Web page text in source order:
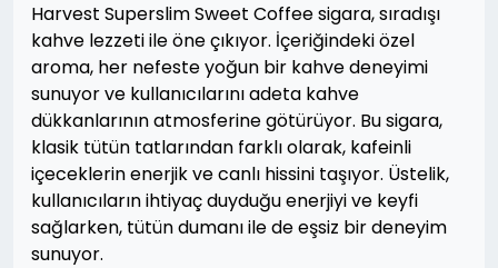
Harvest Superslim Sweet Coffee sigara, sıradışı
kahve lezzeti ile öne çıkıyor. İçeriğindeki özel
aroma, her nefeste yoğun bir kahve deneyimi
sunuyor ve kullanıcılarını adeta kahve
dükkanlarının atmosferine götürüyor. Bu sigara,
klasik tütün tatlarından farklı olarak, kafeinli
içeceklerin enerjik ve canlı hissini taşıyor. Üstelik,
kullanıcıların ihtiyaç duyduğu enerjiyi ve keyfi
sağlarken, tütün dumanı ile de eşsiz bir deneyim
sunuyor.